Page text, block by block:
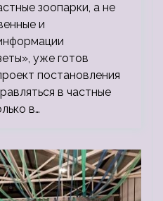
зоопарки, а не
и
уже готов
постановления
в частные
в…